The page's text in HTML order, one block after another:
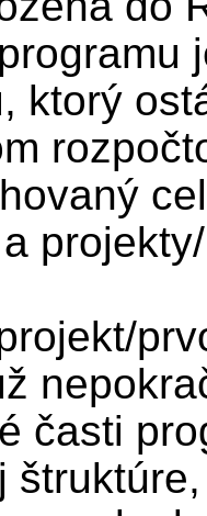
ktorý
časti
štruktúre,